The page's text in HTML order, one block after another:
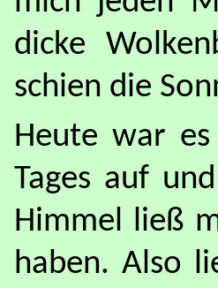
dicke
schien die
Heute war
Tages auf
Himmel ließ
haben. Also